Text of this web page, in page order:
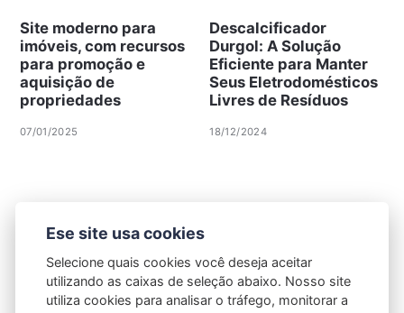
Site moderno para
imóveis, com recursos
para promoção e
aquisição de
propriedades
07/01/2025
Descalcificador
Durgol: A Solução
Eficiente para Manter
Seus Eletrodomésticos
Livres de Resíduos
18/12/2024
Ese site usa cookies
Selecione quais cookies você deseja aceitar
utilizando as caixas de seleção abaixo. Nosso site
utiliza cookies para analisar o tráfego, monitorar a